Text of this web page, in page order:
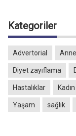
Kategoriler
Advertorial
Diyet zayıflama
Hastalıklar Kadın
Yaşam sağlık